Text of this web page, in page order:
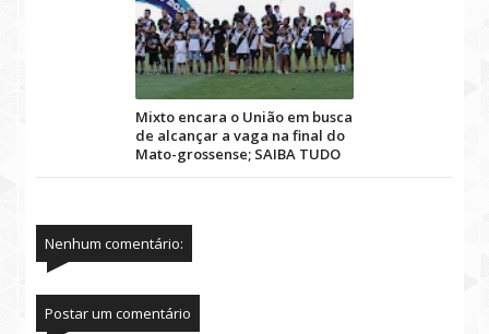
Mixto encara o União em busca
de alcançar a vaga na final do
Mato-grossense; SAIBA TUDO
Nenhum comentário:
Postar um comentário